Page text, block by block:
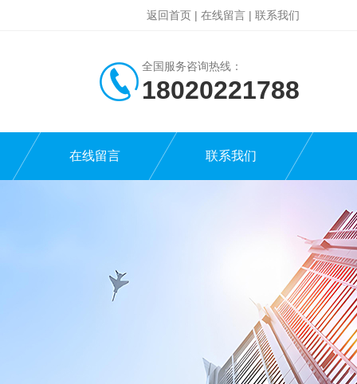
返回首页 | 在线留言 | 联系我们
全国服务咨询热线：
18020221788
在线留言 联系我们